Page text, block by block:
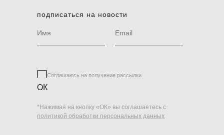
подписаться на новости
Соглашаюсь на получение рассылки
ОК
*Нажимая на кнопку «ОК» вы соглашаетесь с
политикой обработки персональных данных